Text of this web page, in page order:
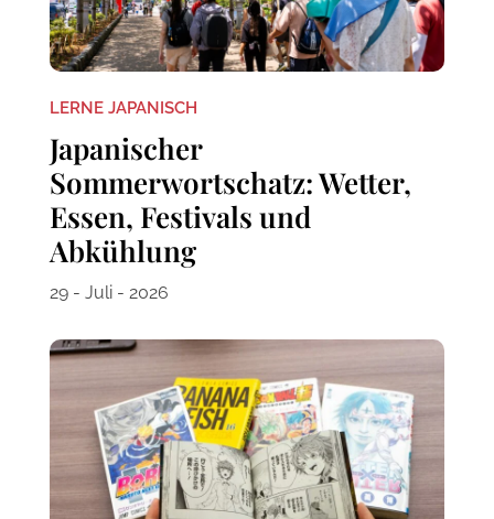
LERNE JAPANISCH
Japanischer
Sommerwortschatz: Wetter,
Essen, Festivals und
Abkühlung
29 - Juli - 2026